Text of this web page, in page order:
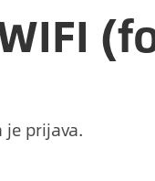
je prijava.